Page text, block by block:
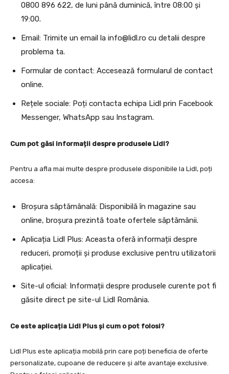
0800 896 622, de luni până duminică, între 08:00 și
19:00.
Email: Trimite un email la info@lidl.ro cu detalii despre
problema ta.
Formular de contact: Accesează formularul de contact
online.
Rețele sociale: Poți contacta echipa Lidl prin Facebook
Messenger, WhatsApp sau Instagram.
Cum pot găsi informații despre produsele Lidl?
Pentru a afla mai multe despre produsele disponibile la Lidl, poți
accesa:
Broșura săptămânală: Disponibilă în magazine sau
online, broșura prezintă toate ofertele săptămânii.
Aplicația Lidl Plus: Aceasta oferă informații despre
reduceri, promoții și produse exclusive pentru utilizatorii
aplicației.
Site-ul oficial: Informații despre produsele curente pot fi
găsite direct pe site-ul Lidl România.
Ce este aplicația Lidl Plus și cum o pot folosi?
Lidl Plus este aplicația mobilă prin care poți beneficia de oferte
personalizate, cupoane de reducere și alte avantaje exclusive.